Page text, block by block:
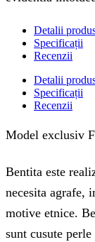
Detalii
Specificații
Recenzii
Detalii
Specificații
Recenzii
Model exclusiv
Bentita este
necesita agrafe,
motive etnice.
sunt cusute